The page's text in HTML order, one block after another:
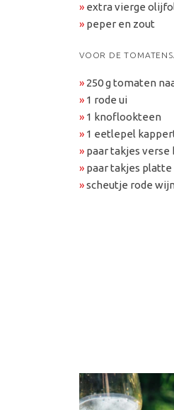
» extra vierge
» peper en zout
VOOR DE
» 250 g tomaten
» 1 rode ui
» 1 knoflookteen
» 1 eetlepel
» paar takjes verse
» paar takjes
»scheutje rode